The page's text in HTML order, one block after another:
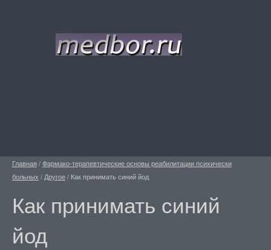
Главная /Фармако-терапевтические основы реабилитации психически
больных / Другое/ Как принимать синий йод
Как принимать синий
йод